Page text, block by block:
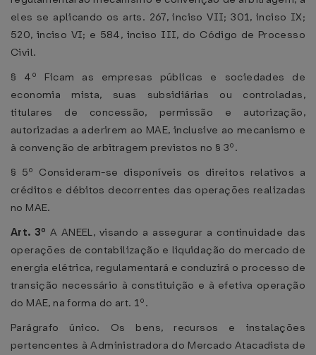
eles se aplicando os arts. 267, inciso VII; 301, inciso IX;
520, inciso VI; e 584, inciso III, do Código de Processo
Civil.
§ 4º Ficam as empresas públicas e sociedades de
economia mista, suas subsidiárias ou controladas,
titulares de concessão, permissão e autorização,
autorizadas a aderirem ao MAE, inclusive ao mecanismo e
à convenção de arbitragem previstos no § 3º.
§ 5º Consideram-se disponíveis os direitos relativos a
créditos e débitos decorrentes das operações realizadas
no MAE.
Art. 3º A ANEEL, visando a assegurar a continuidade das
operações de contabilização e liquidação do mercado de
energia elétrica, regulamentará e conduzirá o processo de
transição necessário à constituição e à efetiva operação
do MAE, na forma do art. 1º.
Parágrafo único. Os bens, recursos e instalações
pertencentes à Administradora do Mercado Atacadista de